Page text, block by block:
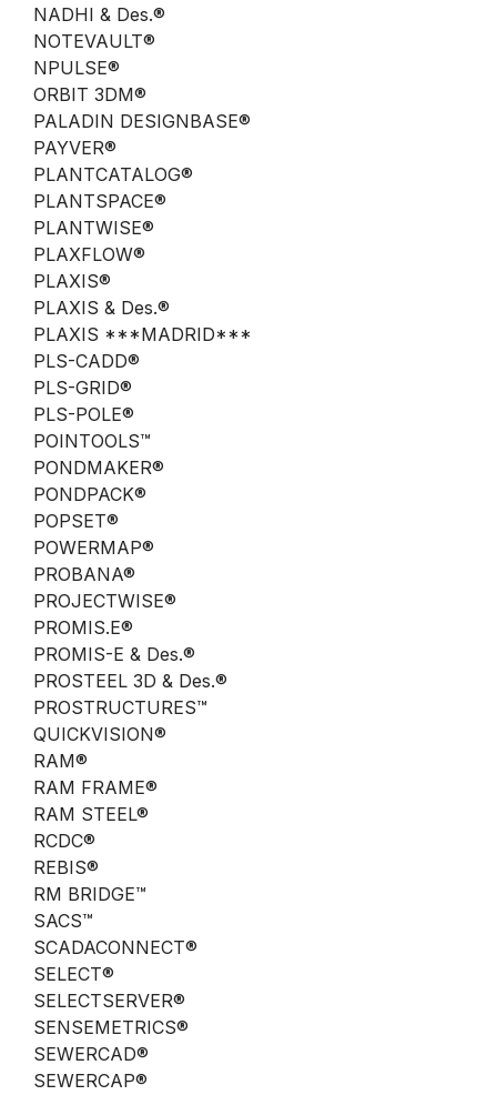
NADHI & Des.®
NOTEVAULT®
NPULSE®
ORBIT 3DM®
PALADIN DESIGNBASE®
PAYVER®
PLANTCATALOG®
PLANTSPACE®
PLANTWISE®
PLAXFLOW®
PLAXIS®
PLAXIS & Des.®
PLAXIS ***MADRID***
PLS-CADD®
PLS-GRID®
PLS-POLE®
POINTOOLS™
PONDMAKER®
PONDPACK®
POPSET®
POWERMAP®
PROBANA®
PROJECTWISE®
PROMIS.E®
PROMIS-E & Des.®
PROSTEEL 3D & Des.®
PROSTRUCTURES™
QUICKVISION®
RAM®
RAM FRAME®
RAM STEEL®
RCDC®
REBIS®
RM BRIDGE™
SACS™
SCADACONNECT®
SELECT®
SELECTSERVER®
SENSEMETRICS®
SEWERCAD®
SEWERCAP®